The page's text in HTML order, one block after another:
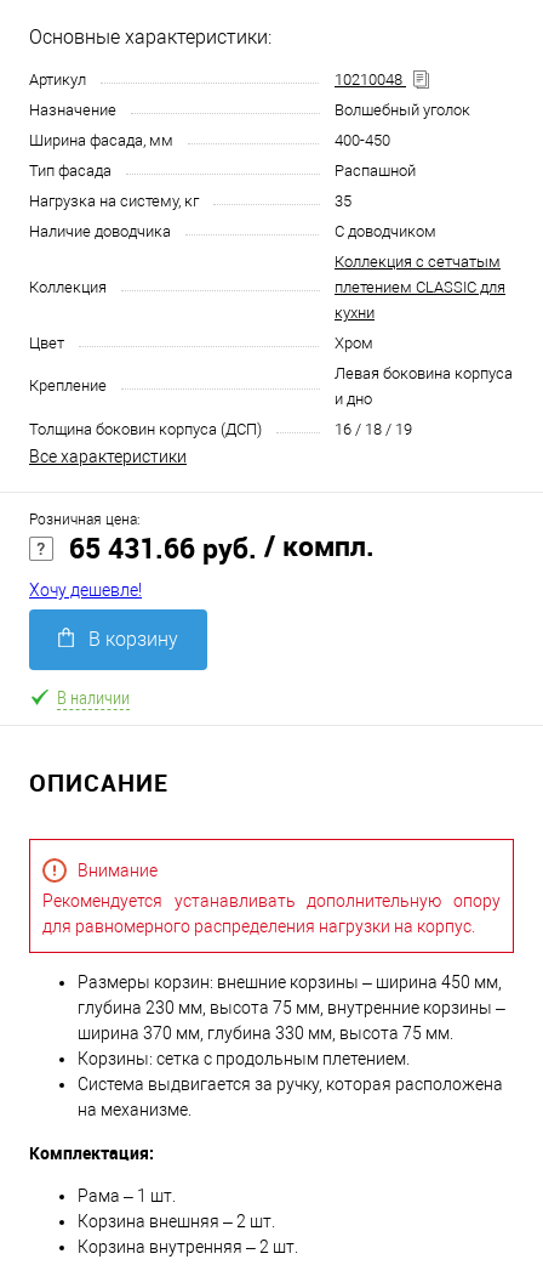
Основные характеристики:
Артикул
10210048
Назначение
Волшебный уголок
Ширина фасада, мм
400-450
Тип фасада
Распашной
Нагрузка на систему, кг
35
Наличие доводчика
С доводчиком
Коллекция
Коллекция с сетчатым
плетением CLASSIC для
кухни
Цвет
Хром
Крепление
Левая боковина корпуса
и дно
Толщина боковин корпуса (ДСП)
16 / 18 / 19
Все характеристики
Розничная цена:
65 431.66 руб. / компл.
Хочу дешевле!
В корзину
В наличии
ОПИСАНИЕ
Внимание
Рекомендуется устанавливать дополнительную опору
для равномерного распределения нагрузки на корпус.
Размеры корзин: внешние корзины – ширина 450 мм,
глубина 230 мм, высота 75 мм, внутренние корзины –
ширина 370 мм, глубина 330 мм, высота 75 мм.
Корзины: сетка с продольным плетением.
Система выдвигается за ручку, которая расположена
на механизме.
Комплектация:
Рама – 1 шт.
Корзина внешняя – 2 шт.
Корзина внутренняя – 2 шт.